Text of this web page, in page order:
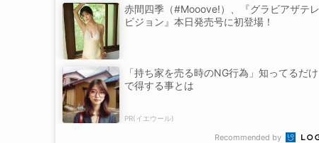
赤間四季（#Mooove!）、『グラビアザテレ
ビジョン』本日発売号に初登場！
「持ち家を売る時のNG行為」知ってるだけ
で得する事とは
PR(イエウール)
Recommended by